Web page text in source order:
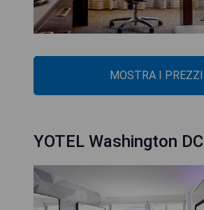
MOSTRA I PREZZI
YOTEL Washington DC